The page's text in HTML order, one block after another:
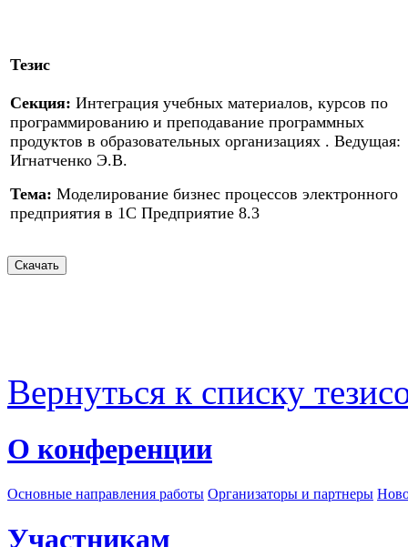
Тезис
Секция: Интеграция учебных материалов, курсов по
программированию и преподавание программных
продуктов в образовательных организациях . Ведущая:
Игнатченко Э.В.
Тема: Моделирование бизнес процессов электронного
предприятия в 1С Предприятие 8.3
Вернуться к списку
О конференции
Основные направления работы Организаторы и партнеры
Участникам